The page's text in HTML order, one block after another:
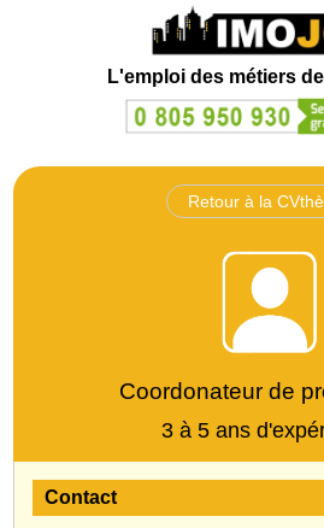
L'emploi des métiers
Retour à la
Coordonateur de
3 à 5 ans
Contact